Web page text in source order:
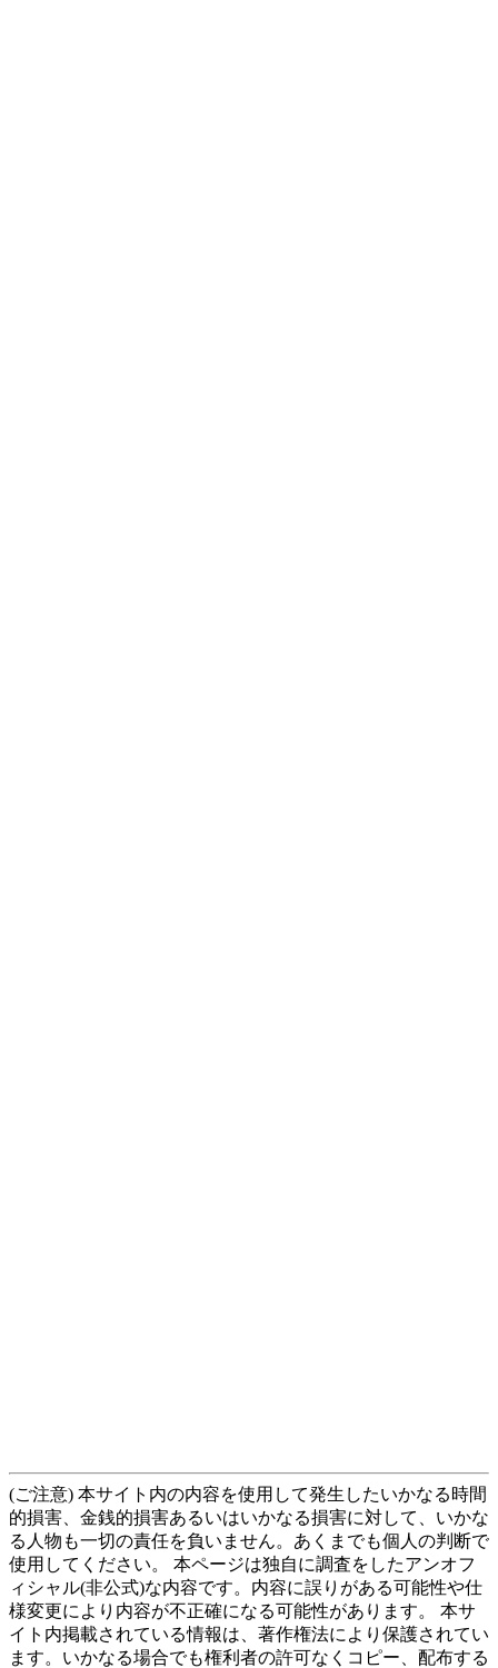
(ご注意) 本サイト内の内容を使用して発生したいかなる時間
的損害、金銭的損害あるいはいかなる損害に対して、いかな
る人物も一切の責任を負いません。あくまでも個人の判断で
使用してください。 本ページは独自に調査をしたアンオフ
ィシャル(非公式)な内容です。内容に誤りがある可能性や仕
様変更により内容が不正確になる可能性があります。 本サ
イト内掲載されている情報は、著作権法により保護されてい
ます。いかなる場合でも権利者の許可なくコピー、配布する